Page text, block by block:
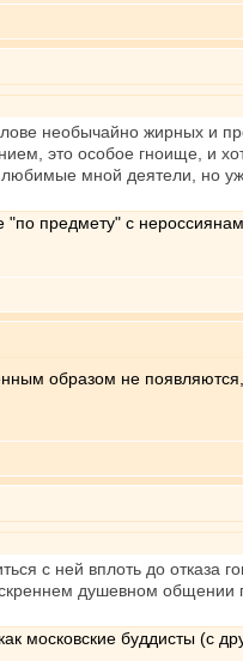
необычайно жирных и
это особое гноище, и
любимые мной деятели, но
предмету" с
образом не
с ней вплоть до отказа
душевном общении
московские буддисты (с